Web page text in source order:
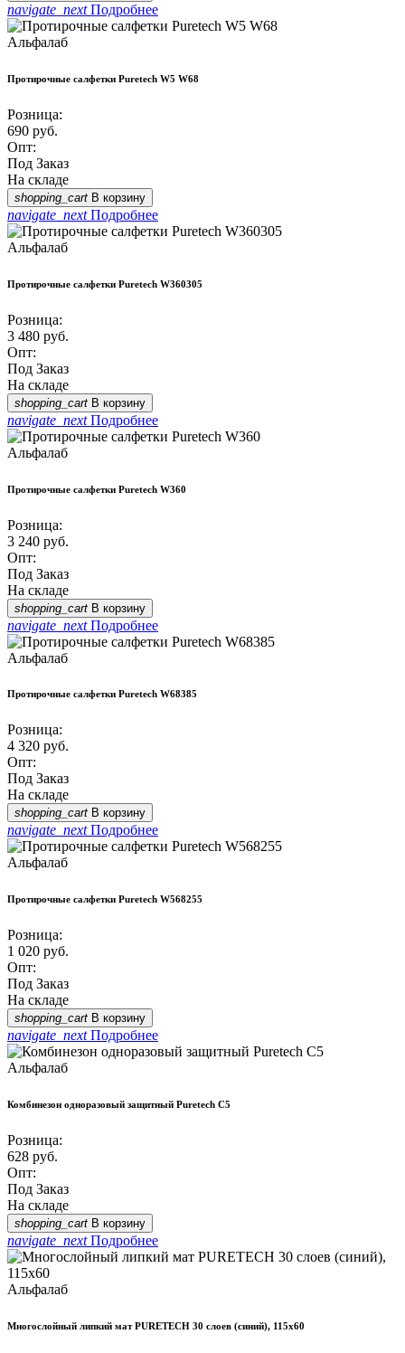
navigate_nextПодробнее
Альфалаб
Протирочные салфетки Puretech W5 W68
Розница:
690 руб.
Опт:
Под Заказ
На складе
shopping_cart В корзину
navigate_nextПодробнее
Альфалаб
Протирочные салфетки Puretech W360305
Розница:
3 480 руб.
Опт:
Под Заказ
На складе
shopping_cart В корзину
navigate_nextПодробнее
Альфалаб
Протирочные салфетки Puretech W360
Розница:
3 240 руб.
Опт:
Под Заказ
На складе
shopping_cart В корзину
navigate_nextПодробнее
Альфалаб
Протирочные салфетки Puretech W68385
Розница:
4 320 руб.
Опт:
Под Заказ
На складе
shopping_cart В корзину
navigate_nextПодробнее
Альфалаб
Протирочные салфетки Puretech W568255
Розница:
1 020 руб.
Опт:
Под Заказ
На складе
shopping_cart В корзину
navigate_nextПодробнее
Альфалаб
Комбинезон одноразовый защитный Puretech C5
Розница:
628 руб.
Опт:
Под Заказ
На складе
shopping_cart В корзину
navigate_nextПодробнее
Альфалаб
Многослойный липкий мат PURETECH 30 слоев (синий), 115х60